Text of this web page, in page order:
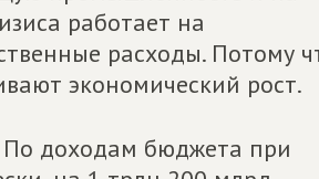
работает на
расходы. Потому
экономический рост.
По доходам бюджета при